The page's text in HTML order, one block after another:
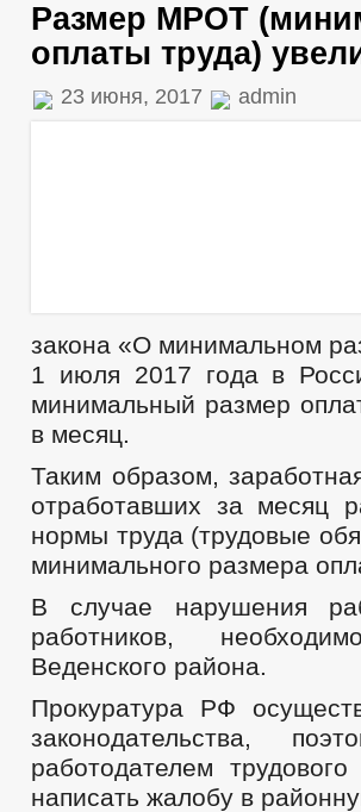
Размер МРОТ
оплаты труда)
23 июня, 2017 admin
закона «О минимальном
1 июля 2017 года в
минимальный размер
в месяц.
Таким образом,
отработавших за месяц
нормы труда (трудовые
минимального размера
В случае нарушения
работников,
Веденского района.
Прокуратура РФ
законодательства,
работодателем
написать жалобу в